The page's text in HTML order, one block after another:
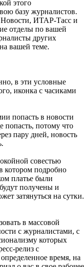
этого
базу журналистов.
ИТАР-Тасс и
отделы по вашей
других
вашей теме.
в эти условные
иконка с часиками
попасть в новости
попасть, потому что
пару дней, новость
совестью
котором подробно
платье были
получены и
затянуться на сутки.
в массовой
с журналистами, с
которых
релиз с
время, на